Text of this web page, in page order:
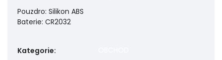
Pouzdro: Silikon ABS
Baterie: CR2032
Kategorie: